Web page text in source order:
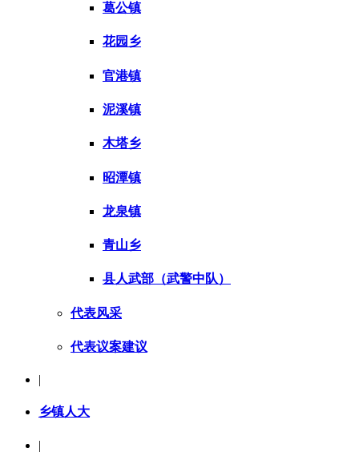
葛公镇
花园乡
官港镇
泥溪镇
木塔乡
昭潭镇
龙泉镇
青山乡
县人武部（武警中队）
代表风采
代表议案建议
|
乡镇人大
|